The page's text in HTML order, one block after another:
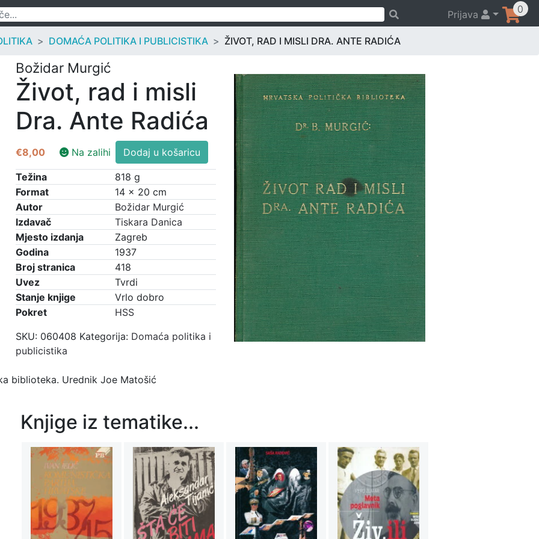
Prijava 0
DOMAĆA POLITIKA I PUBLICISTIKA ŽIVOT, RAD I MISLI DRA. ANTE RADIĆA
Božidar Murgić
Život, rad i misli
Dra. Ante Radića
€8,00 Na zalihi
Život,
rad
i
misli
Dra.
Ante
Radića
količina
Dodaj u košaricu
Težina
818 g
Format
14 × 20 cm
Autor
Božidar Murgić
Izdavač
Tiskara Danica
Mjesto izdanja
Zagreb
Godina
1937
Broj stranica
418
Uvez
Tvrdi
Stanje knjige
Vrlo dobro
Pokret
HSS
SKU: 060408 Kategorija: Domaća politika i
publicistika
biblioteka. Urednik Joe Matošić
Knjige iz tematike...